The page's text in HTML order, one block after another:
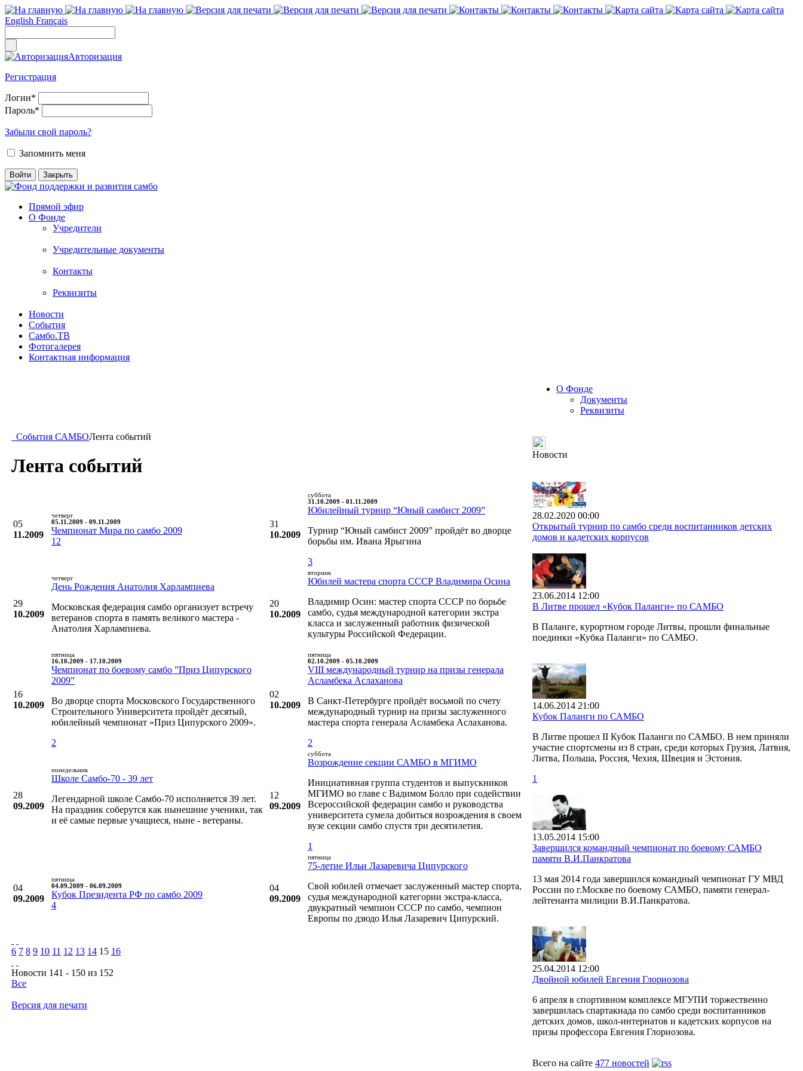
English Français
Авторизация
Регистрация
Логин*
Пароль*
Забыли свой пароль?
Запомнить меня
Прямой эфир
О Фонде
Учредители
Учредительные документы
Контакты
Реквизиты
Новости
События
Самбо.ТВ
Фотогалерея
Контактная информация
События САМБОЛента событий
Лента событий
05
11.2009
четверг
05.11.2009 - 09.11.2009
Чемпионат Мира по самбо 2009
12
31
10.2009
суббота
31.10.2009 - 01.11.2009
Юбилейный турнир “Юный самбист 2009”
Турнир “Юный самбист 2009” пройдёт во дворце
борьбы им. Ивана Ярыгина
3
29
10.2009
четверг
День Рождения Анатолия Харлампиева
Московская федерация самбо организует встречу
ветеранов спорта в память великого мастера -
Анатолия Харлампиева.
20
10.2009
вторник
Юбилей мастера спорта СССР Владимира Осина
Владимир Осин: мастер спорта СССР по борьбе
самбо, судья международной категории экстра
класса и заслуженный работник физической
культуры Российской Федерации.
16
10.2009
пятница
16.10.2009 - 17.10.2009
Чемпионат по боевому самбо ”Приз Ципурского
2009”
Во дворце спорта Московского Государственного
Строительного Университета пройдёт десятый,
юбилейный чемпионат «Приз Ципурского 2009».
2
02
10.2009
пятница
02.10.2009 - 05.10.2009
VIII международный турнир на призы генерала
Асламбека Аслаханова
В Санкт-Петербурге пройдёт восьмой по счету
международный турнир на призы заслуженного
мастера спорта генерала Асламбека Аслаханова.
2
28
09.2009
понедельник
Школе Самбо-70 - 39 лет
Легендарной школе Самбо-70 исполняется 39 лет.
На праздник соберутся как нынешние ученики, так
и её самые первые учащиеся, ныне - ветераны.
12
09.2009
суббота
Возрождение секции САМБО в МГИМО
Инициативная группа студентов и выпускников
МГИМО во главе с Вадимом Болло при содействии
Всероссийской федерации самбо и руководства
университета сумела добиться возрождения в своем
вузе секции самбо спустя три десятилетия.
1
04
09.2009
пятница
04.09.2009 - 06.09.2009
Кубок Президента РФ по самбо 2009
4
04
09.2009
пятница
75-летие Ильи Лазаревича Ципурского
Свой юбилей отмечает заслуженный мастер спорта,
судья международной категории экстра-класса,
двукратный чемпион СССР по самбо, чемпион
Европы по дзюдо Илья Лазаревич Ципурский.
6 7 8 9 10 11 12 13 14 15 16
Новости 141 - 150 из 152
Все
Версия для печати
О Фонде
Документы
Реквизиты
Новости
28.02.2020 00:00
Открытый турнир по самбо среди воспитанников детских
домов и кадетских корпусов
23.06.2014 12:00
В Литве прошел «Кубок Паланги» по САМБО
В Паланге, курортном городе Литвы, прошли финальные
поединки «Кубка Паланги» по САМБО.
14.06.2014 21:00
Кубок Паланги по САМБО
В Литве прошел II Кубок Паланги по САМБО. В нем приняли
участие спортсмены из 8 стран, среди которых Грузия, Латвия,
Литва, Польша, Россия, Чехия, Швеция и Эстония.
1
13.05.2014 15:00
Завершился командный чемпионат по боевому САМБО
памяти В.И.Панкратова
13 мая 2014 года завершился командный чемпионат ГУ МВД
России по г.Москве по боевому САМБО, памяти генерал-
лейтенанта милиции В.И.Панкратова.
25.04.2014 12:00
Двойной юбилей Евгения Глориозова
6 апреля в спортивном комплексе МГУПИ торжественно
завершилась спартакиада по самбо среди воспитанников
детских домов, школ-интернатов и кадетских корпусов на
призы профессора Евгения Глориозова.
Всего на сайте 477 новостей